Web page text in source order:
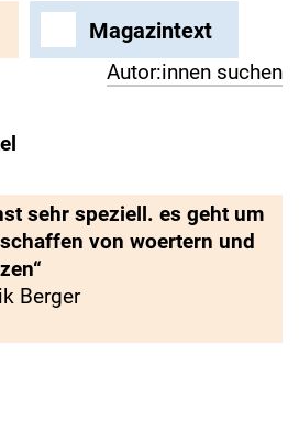
Magazintext
Autor:innen suchen
sehr speziell. es geht um
von woertern und
Berger